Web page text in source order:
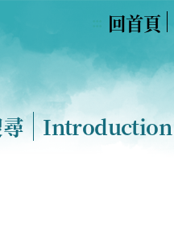
回首頁
Introduction